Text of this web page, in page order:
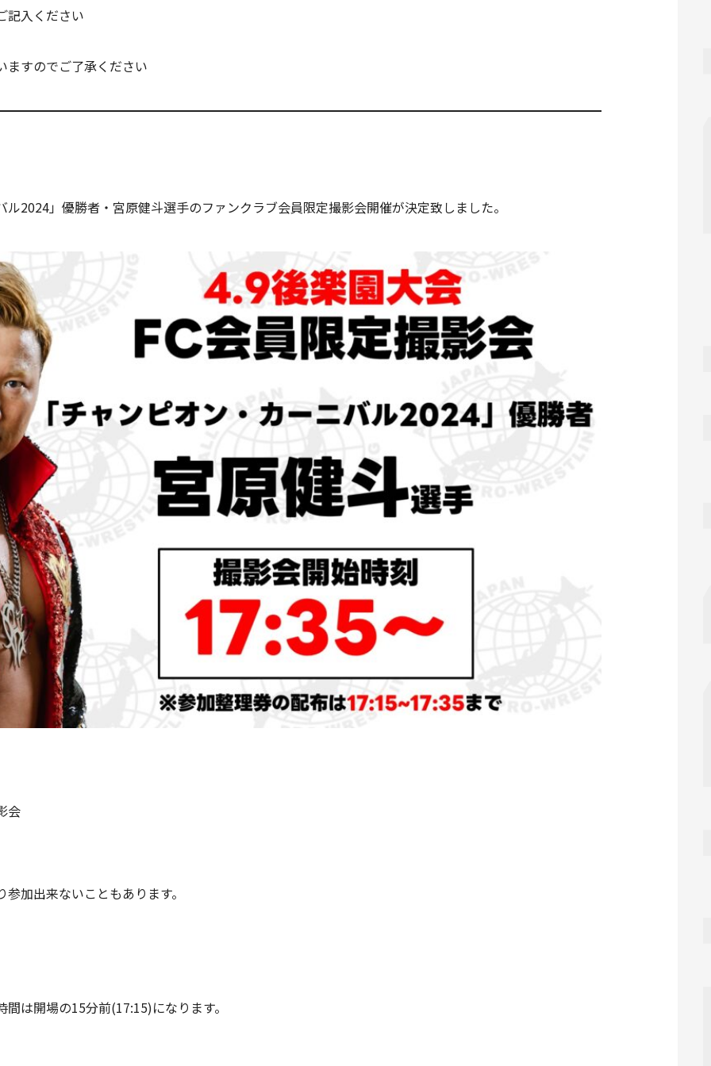
記入ください
すのでご了承ください
2024」優勝者・宮原健斗選手のファンクラブ会員限定撮影会開催が決定致しました。
会
加出来ないこともあります。
は開場の15分前(17:15)になります。